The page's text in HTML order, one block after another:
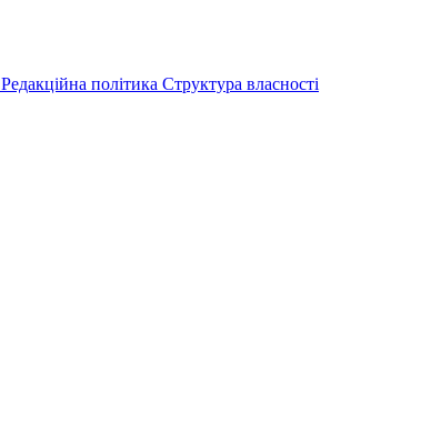
Редакційна політика Структура власності